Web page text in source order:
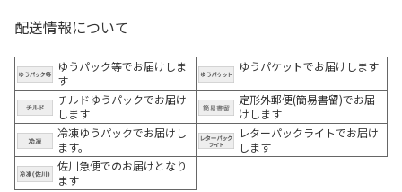
配送情報について
ゆうパック等でお届けしま
す
ゆうパケットでお届けします
チルドゆうパックでお届け
します
定形外郵便(簡易書留)でお届
けします
冷凍ゆうパックでお届けし
ます。
レターパックライトでお届け
します
佐川急便でのお届けとなり
ます